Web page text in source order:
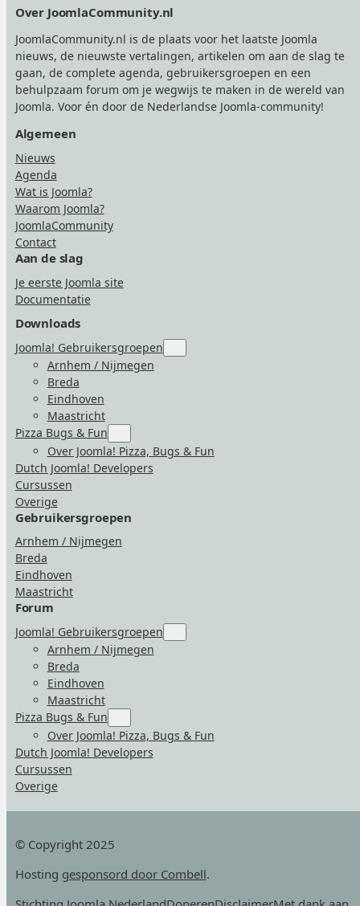
Over JoomlaCommunity.nl
JoomlaCommunity.nl is de plaats voor het laatste Joomla
nieuws, de nieuwste vertalingen, artikelen om aan de slag te
gaan, de complete agenda, gebruikersgroepen en een
behulpzaam forum om je wegwijs te maken in de wereld van
Joomla. Voor én door de Nederlandse Joomla-community!
Algemeen
Nieuws
Agenda
Wat is Joomla?
Waarom Joomla?
JoomlaCommunity
Contact
Aan de slag
Je eerste Joomla site
Documentatie
Downloads
Joomla! Gebruikersgroepen
for
Arnhem / Nijmegen
Breda
Eindhoven
Maastricht
Pizza Bugs & Fun
for
“Pizza
Bugs
Over Joomla! Pizza, Bugs & Fun
Dutch Joomla! Developers
Cursussen
Overige
Gebruikersgroepen
Arnhem / Nijmegen
Breda
Eindhoven
Maastricht
Forum
Joomla! Gebruikersgroepen
for
Arnhem / Nijmegen
Breda
Eindhoven
Maastricht
Pizza Bugs & Fun
for
“Pizza
Bugs
Over Joomla! Pizza, Bugs & Fun
Dutch Joomla! Developers
Cursussen
Overige
© Copyright 2025
Hosting gesponsord door Combell.